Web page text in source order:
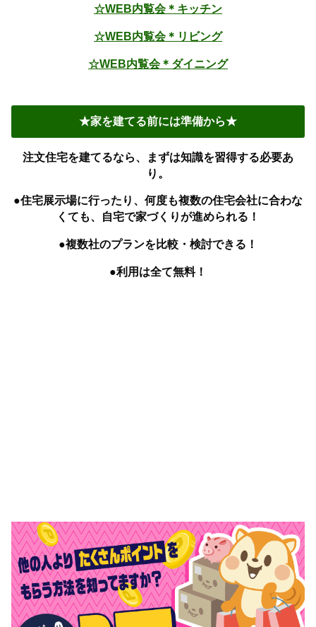
☆WEB内覧会＊キッチン
☆WEB内覧会＊リビング
☆WEB内覧会＊ダイニング
★家を建てる前には準備から★
注文住宅を建てるなら、まずは知識を習得する必要あ
り。
●住宅展示場に行ったり、何度も複数の住宅会社に合わな
くても、自宅で家づくりが進められる！
●複数社のプランを比較・検討できる！
●利用は全て無料！